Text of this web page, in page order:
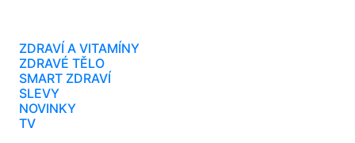
ZDRAVÍ A VITAMÍNY
ZDRAVÉ TĚLO
SMART ZDRAVÍ
SLEVY
NOVINKY
TV